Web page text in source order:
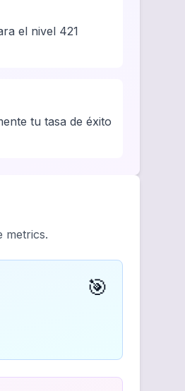
el nivel 421
tu tasa de éxito
metrics.
🎯